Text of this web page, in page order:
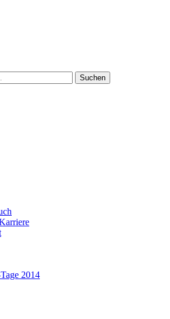
2014